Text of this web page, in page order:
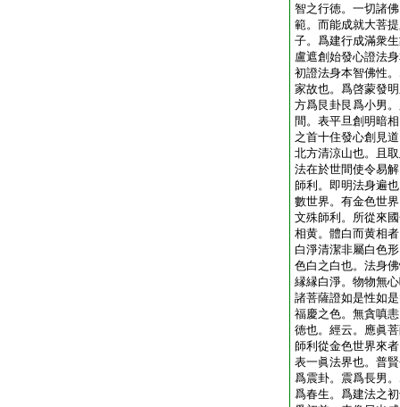
智之行徳。一切諸
範。而能成就大菩
子。爲建行成滿衆
盧遮創始發心證法
初證法身本智佛性
家故也。爲啓蒙發
方爲艮卦艮爲小男
間。表平旦創明暗
之首十住發心創見
北方清涼山也。且
法在於世間使令易
師利。即明法身遍
數世界。有金色世
文殊師利。所從來
相黄。體白而黄相
白淨清潔非屬白色
色白之白也。法身
縁縁白淨。物物無
諸菩薩證如是性如
福慶之色。無貪嗔
徳也。經云。應眞
師利從金色世界來
表一眞法界也。普
爲震卦。震爲長男
爲春生。爲建法之